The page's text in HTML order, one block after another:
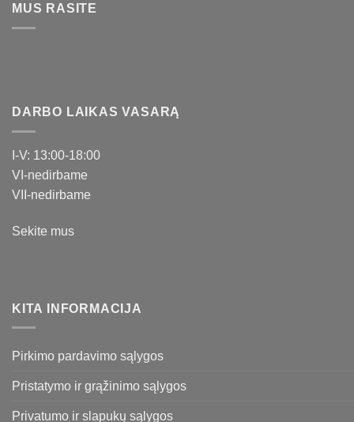
MUS RASITE
DARBO LAIKAS VASARĄ
I-V: 13:00-18:00
VI-nedirbame
VII-nedirbame
Sekite mus
KITA INFORMACIJA
Pirkimo pardavimo sąlygos
Pristatymo ir grąžinimo sąlygos
Privatumo ir slapukų sąlygos